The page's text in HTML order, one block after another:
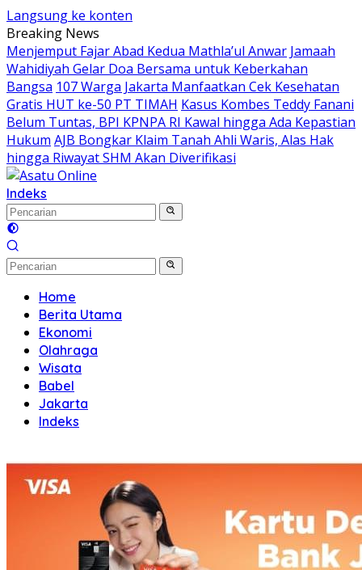
Langsung ke konten
Breaking News
Menjemput Fajar Abad Kedua Mathla’ul Anwar Jamaah
Wahidiyah Gelar Doa Bersama untuk Keberkahan
Bangsa 107 Warga Jakarta Manfaatkan Cek Kesehatan
Gratis HUT ke-50 PT TIMAH Kasus Kombes Teddy Fanani
Belum Tuntas, BPI KPNPA RI Kawal hingga Ada Kepastian
Hukum AJB Bongkar Klaim Tanah Ahli Waris, Alas Hak
hingga Riwayat SHM Akan Diverifikasi
Indeks
Home
Berita Utama
Ekonomi
Olahraga
Wisata
Babel
Jakarta
Indeks